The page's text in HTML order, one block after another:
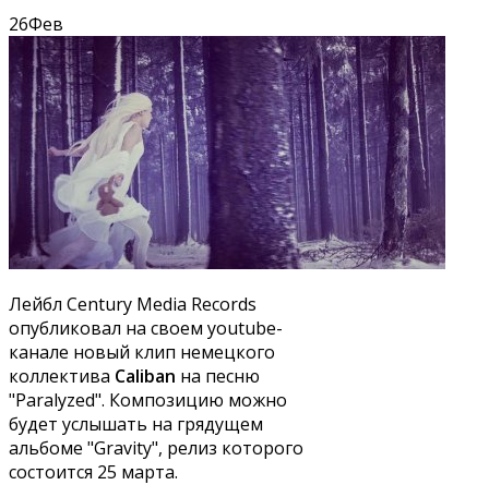
26Фев
Лейбл Century Media Records
опубликовал на своем youtube-
канале новый клип немецкого
коллектива Caliban на песню
"Paralyzed". Композицию можно
будет услышать на грядущем
альбоме "Gravity", релиз которого
состоится 25 марта.